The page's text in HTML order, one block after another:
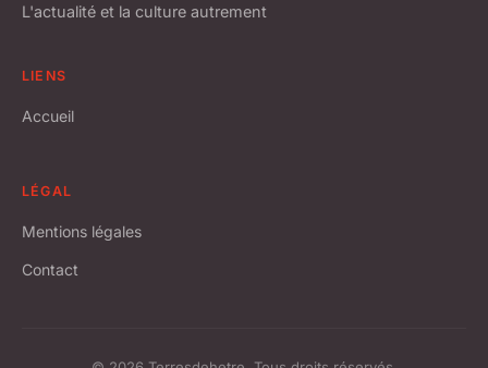
L'actualité et la culture autrement
LIENS
Accueil
LÉGAL
Mentions légales
Contact